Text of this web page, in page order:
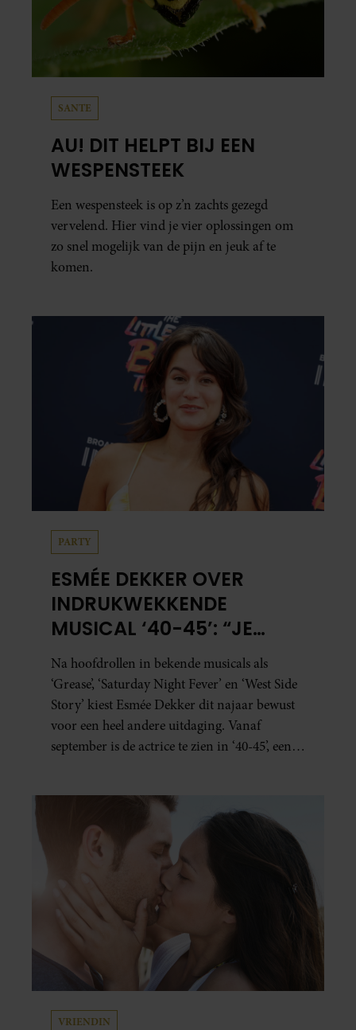
SANTE
AU! DIT HELPT BIJ EEN
WESPENSTEEK
Een wespensteek is op z’n zachts gezegd
vervelend. Hier vind je vier oplossingen om
zo snel mogelijk van de pijn en jeuk af te
komen.
PARTY
ESMÉE DEKKER OVER
INDRUKWEKKENDE
MUSICAL ‘40-45’: “JE
BESEFT INEENS HOE
KOSTBAAR VRIJHEID IS”
Na hoofdrollen in bekende musicals als
‘Grease’, ‘Saturday Night Fever’ en ‘West Side
Story’ kiest Esmée Dekker dit najaar bewust
voor een heel andere uitdaging. Vanaf
september is de actrice te zien in ‘40-45’, een
een voorstelling die niet alleen raakt, maar
het publiek ook aan het denken zet.
VRIENDIN